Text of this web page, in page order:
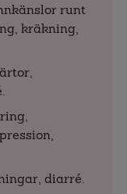
runt
kräkning,
diarré.